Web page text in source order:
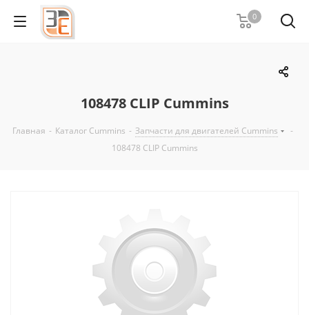
0
108478 CLIP Cummins
Главная - Каталог Cummins - Запчасти для двигателей Cummins
-
108478 CLIP Cummins